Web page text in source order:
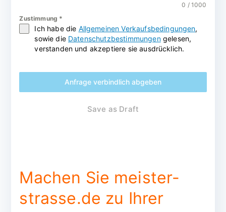
0 / 1000
Zustimmung *
Ich habe die Allgemeinen Verkaufsbedingungen,
sowie die Datenschutzbestimmungengelesen,
verstanden und akzeptiere sie ausdrücklich.
Anfrage verbindlich abgeben
Save as Draft
Machen Sie meister-
strasse.de zu Ihrer